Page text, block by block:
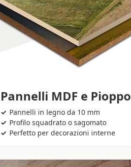
Pannelli MDF e Pioppo
Pannelli in legno da 10 mm
Profilo squadrato o sagomato
Perfetto per decorazioni interne